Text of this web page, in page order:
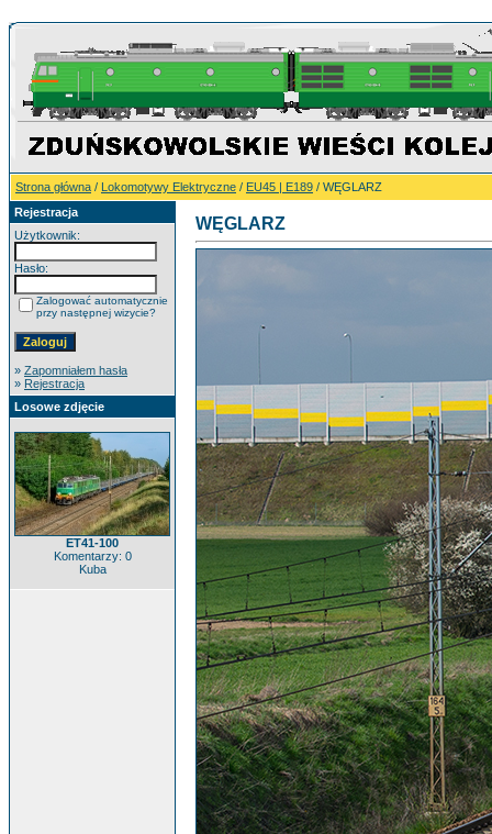
Strona główna / Lokomotywy Elektryczne / EU45 | E189 / WĘGLARZ
Rejestracja
Użytkownik:
Hasło:
Zalogować automatycznie
przy następnej wizycie?
» Zapomniałem hasła
» Rejestracja
Losowe zdjęcie
ET41-100
Komentarzy: 0
Kuba
WĘGLARZ